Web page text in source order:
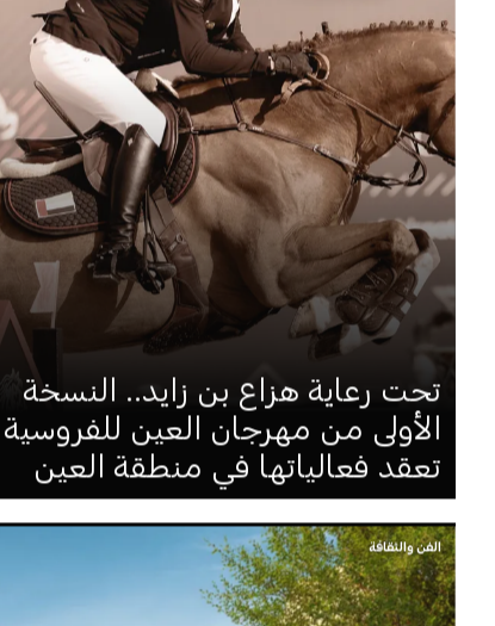
تحت رعاية هزاع بن زايد.. النسخة
الأولى من مهرجان العين للفروسية
تعقد فعالياتها في منطقة العين
الفن والثقافة